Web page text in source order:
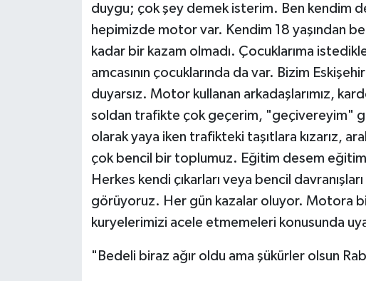
duygu; çok şey demek isterim. Ben kendim
hepimizde motor var. Kendim 18 yaşından
kadar bir kazam olmadı. Çocuklarıma
amcasının çocuklarında da var. Bizim
duyarsız. Motor kullanan arkadaşlarımız,
soldan trafikte çok geçerim, "geçivereyim"
olarak yaya iken trafikteki taşıtlara kızarız,
çok bencil bir toplumuz. Eğitim desem
Herkes kendi çıkarları veya bencil
görüyoruz. Her gün kazalar oluyor. Motora
kuryelerimizi acele etmemeleri konusunda
"Bedeli biraz ağır oldu ama şükürler olsun